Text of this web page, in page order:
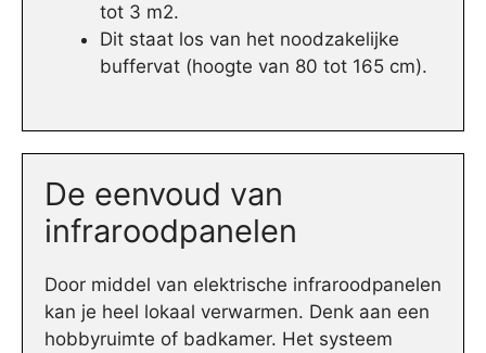
tot 3 m2.
Dit staat los van het noodzakelijke
buffervat (hoogte van 80 tot 165 cm).
De eenvoud van
infraroodpanelen
Door middel van elektrische infraroodpanelen
kan je heel lokaal verwarmen. Denk aan een
hobbyruimte of badkamer. Het systeem